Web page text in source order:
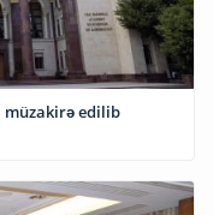
müzakirə edilib